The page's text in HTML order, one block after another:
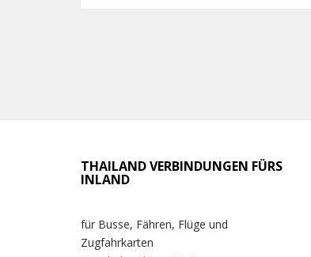
THAILAND VERBINDUNGEN FÜRS
INLAND
für Busse, Fähren, Flüge und
Zugfahrkarten